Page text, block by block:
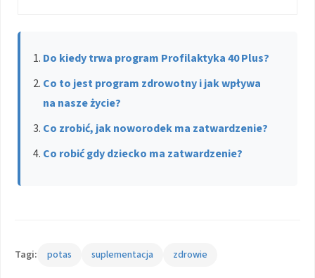
Do kiedy trwa program Profilaktyka 40 Plus?
Co to jest program zdrowotny i jak wpływa
na nasze życie?
Co zrobić, jak noworodek ma zatwardzenie?
Co robić gdy dziecko ma zatwardzenie?
Tagi: potas suplementacja zdrowie